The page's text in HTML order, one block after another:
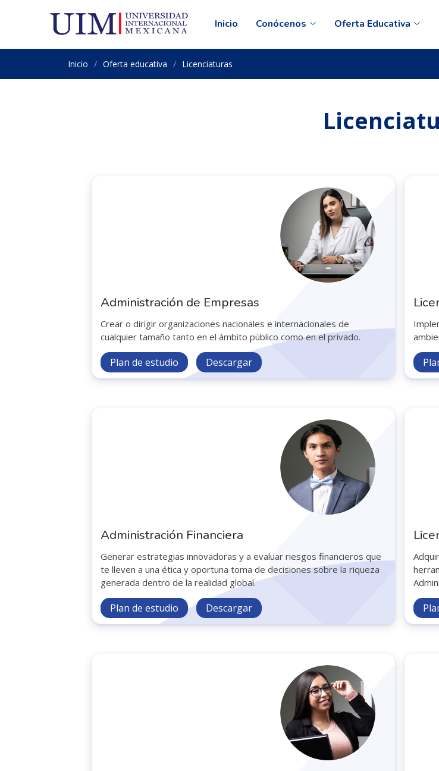
Inicio Conócenos Oferta Educativa
Inicio Oferta educativa Licenciaturas
Administración de Empresas
Crear o dirigir organizaciones nacionales e internacionales de
cualquier tamaño tanto en el ámbito público como en el privado.
Plan de estudio Descargar
Administración Financiera
Generar estrategias innovadoras y a evaluar riesgos financieros que
te lleven a una ética y oportuna toma de decisiones sobre la riqueza
generada dentro de la realidad global.
Plan de estudio Descargar